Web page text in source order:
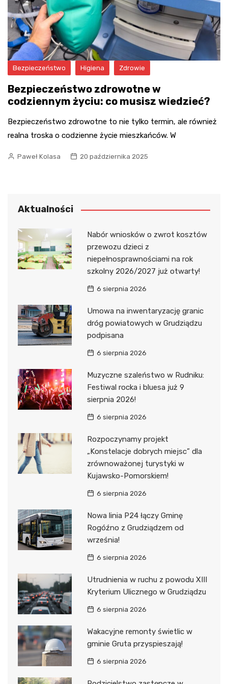
Bezpieczeństwo Higiena Zdrowie
Bezpieczeństwo zdrowotne w
codziennym życiu: co musisz wiedzieć?
Bezpieczeństwo zdrowotne to nie tylko termin, ale również
realna troska o codzienne życie mieszkańców. W
Paweł Kolasa 20 października 2025
Aktualności
Nabór wniosków o zwrot kosztów
przewozu dzieci z
niepełnosprawnościami na rok
szkolny 2026/2027 już otwarty!
6 sierpnia 2026
Umowa na inwentaryzację granic
dróg powiatowych w Grudziądzu
podpisana
6 sierpnia 2026
Muzyczne szaleństwo w Rudniku:
Festiwal rocka i bluesa już 9
sierpnia 2026!
6 sierpnia 2026
Rozpoczynamy projekt
„Konstelacje dobrych miejsc” dla
zrównoważonej turystyki w
Kujawsko-Pomorskiem!
6 sierpnia 2026
Nowa linia P24 łączy Gminę
Rogóźno z Grudziądzem od
września!
6 sierpnia 2026
Utrudnienia w ruchu z powodu XIII
Kryterium Ulicznego w Grudziądzu
6 sierpnia 2026
Wakacyjne remonty świetlic w
gminie Gruta przyspieszają!
6 sierpnia 2026